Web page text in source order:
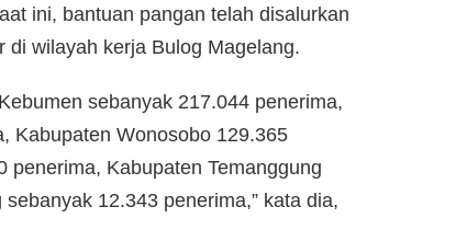
ini, bantuan pangan telah disalurkan
di wilayah kerja Bulog Magelang.
sebanyak 217.044 penerima,
Kabupaten Wonosobo 129.365
penerima, Kabupaten Temanggung
12.343 penerima,” kata dia,